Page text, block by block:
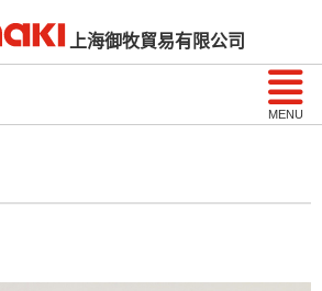
上海御牧貿易有限公司
MENU